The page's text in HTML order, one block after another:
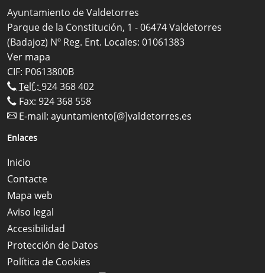
Ayuntamiento de Valdetorres
Parque de la Constitución, 1 - 06474 Valdetorres
(Badajoz) Nº Reg. Ent. Locales: 01061383
Ver mapa
CIF: P0613800B
Telf.: 924 368 402
Fax: 924 368 558
E-mail: ayuntamiento[@]valdetorres.es
Enlaces
Inicio
Contacte
Mapa web
Aviso legal
Accesibilidad
Protección de Datos
Política de Cookies